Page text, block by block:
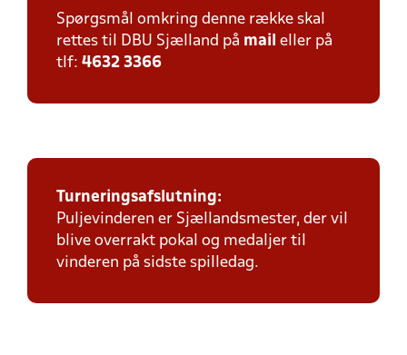
Spørgsmål omkring denne række skal
rettes til DBU Sjælland på mail eller på
tlf: 4632 3366
Turneringsafslutning:
Puljevinderen er Sjællandsmester, der vil
blive overrakt pokal og medaljer til
vinderen på sidste spilledag.